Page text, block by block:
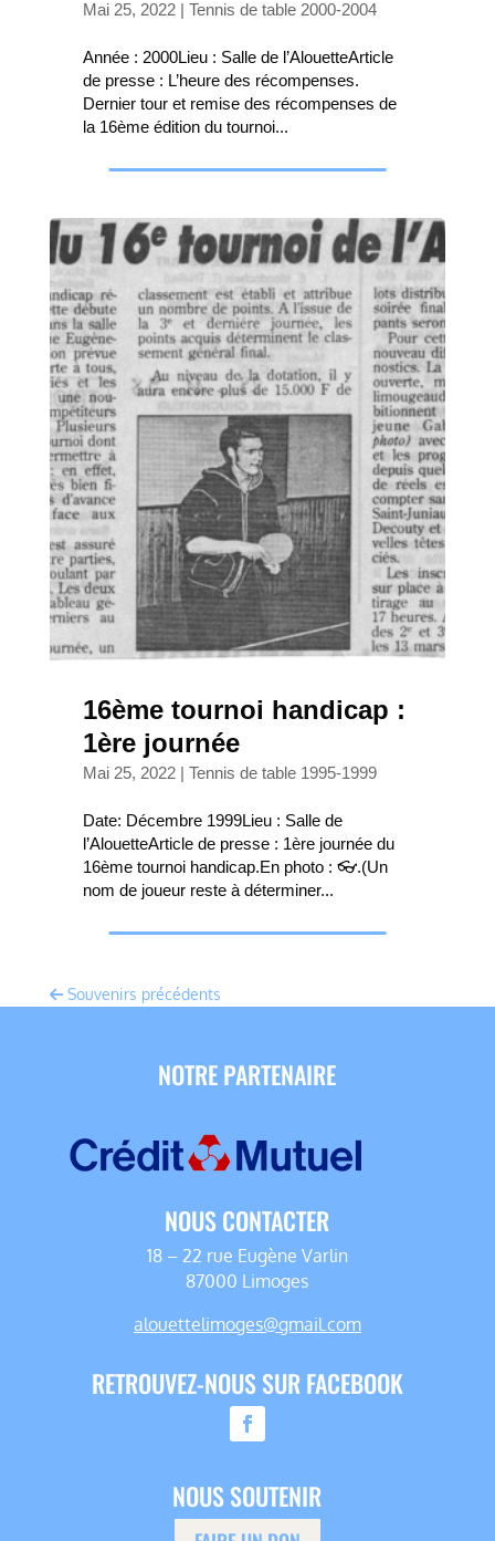
Mai 25, 2022| Tennis de table 2000-2004
Année : 2000Lieu : Salle de l’AlouetteArticle
de presse : L’heure des récompenses.
Dernier tour et remise des récompenses de
la 16ème édition du tournoi...
16ème tournoi handicap :
1ère journée
Mai 25, 2022| Tennis de table 1995-1999
Date: Décembre 1999Lieu : Salle de
l’AlouetteArticle de presse : 1ère journée du
16ème tournoi handicap.En photo : 👓.(Un
nom de joueur reste à déterminer...
Souvenirs précédents
NOTRE PARTENAIRE
NOUS CONTACTER
18 – 22 rue Eugène Varlin
87000 Limoges
alouettelimoges@gmail.com
RETROUVEZ-NOUS SUR FACEBOOK
NOUS SOUTENIR